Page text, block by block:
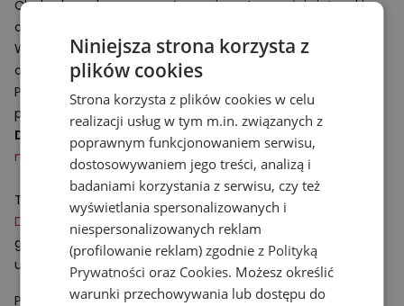
Cholewkę wykonano z połączenia wytrzymałej siateczki
oraz materiałów syntetycznych.
Wysoka podeszwa środkowa z miękkiej pianki DynaSoft
odpowiada za amortyzację podczas chodu lub biegu.
Podeszwa zewnętrzna z gumowymi wypustkami zapewnia
przyczepność do podłoża i trwałość bieżnika.
Dziecięce buty sportowe doskonale uzupełnią
najmłodszych
Technologie:
DynaSoft
– podeszwa środkowa z miękkiej pianki
gwarantującej wysoki poziom amortyzacji oraz
umożliwiająca płynny i stabilny bieg.
Podmiot odpowiedzialny:
Niniejsza strona korzysta z
plików cookies
Strona korzysta z plików cookies w celu
realizacji usług w tym m.in. związanych z
poprawnym funkcjonowaniem serwisu,
dostosowywaniem jego treści, analizą i
badaniami korzystania z serwisu, czy też
wyświetlania spersonalizowanych i
niespersonalizowanych reklam
(profilowanie reklam) zgodnie z Polityką
Prywatności oraz Cookies. Możesz określić
warunki przechowywania lub dostępu do